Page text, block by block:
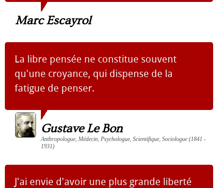
Marc Escayrol
La libre pensée ne constitue souvent
qu'une croyance, qui dispense de la
fatigue de penser.
Gustave Le Bon
Anthropologue, Médecin, Psychologue, Scientifique, Sociologue (1841 -
1931)
J'ai envie d'avoir une plus grande liberté